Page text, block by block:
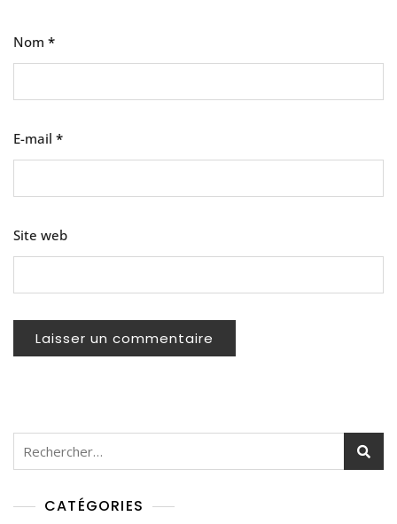
Nom *
E-mail *
Site web
Rechercher :
CATÉGORIES